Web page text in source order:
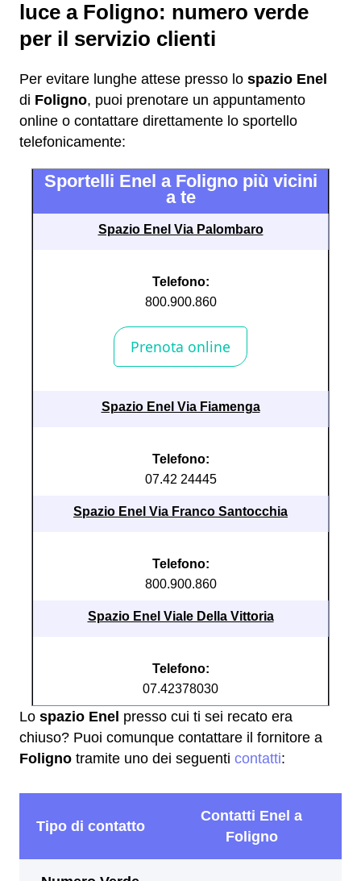
luce a Foligno: numero verde
per il servizio clienti
Per evitare lunghe attese presso lo spazio Enel
di Foligno, puoi prenotare un appuntamento
online o contattare direttamente lo sportello
telefonicamente:
Sportelli Enel a Foligno più vicini
a te
Spazio Enel Via Palombaro
Telefono:
800.900.860
Spazio Enel Via Fiamenga
Telefono:
07.42 24445
Spazio Enel Via Franco Santocchia
Telefono:
800.900.860
Spazio Enel Viale Della Vittoria
Telefono:
07.42378030
Lo spazio Enel presso cui ti sei recato era
chiuso? Puoi comunque contattare il fornitore a
Foligno tramite uno dei seguenti contatti: